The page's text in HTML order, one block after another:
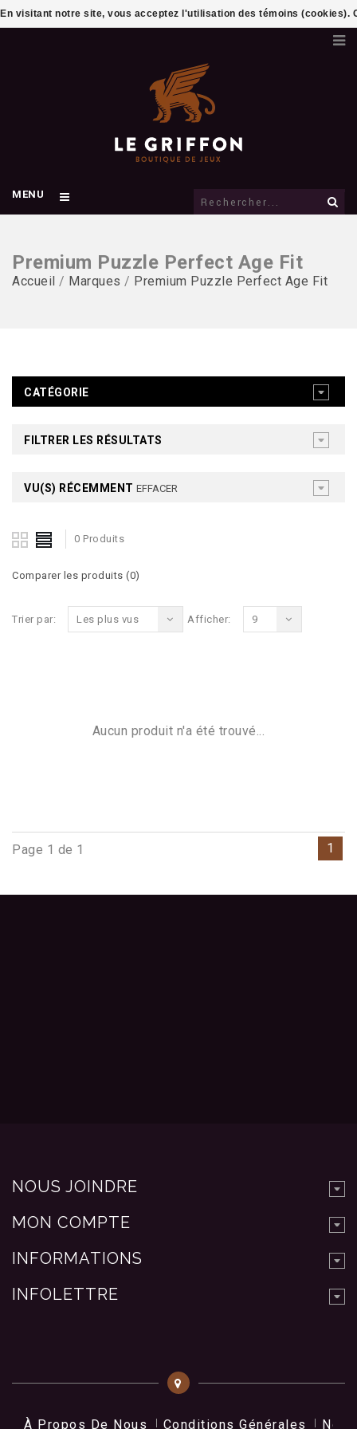
MENU
Premium Puzzle Perfect Age Fit
Accueil / Marques / Premium Puzzle Perfect Age Fit
CATÉGORIE
FILTRER LES RÉSULTATS
VU(S) RÉCEMMENT EFFACER
0 Produits
Comparer les produits (0)
Trier par: Les plus vus Afficher: 9
Aucun produit n'a été trouvé...
Page 1 de 1 1
NOUS JOINDRE
MON COMPTE
INFORMATIONS
INFOLETTRE
À Propos De Nous Conditions Générales Nos
En visitant notre site, vous acceptez l'utilisation des témoins